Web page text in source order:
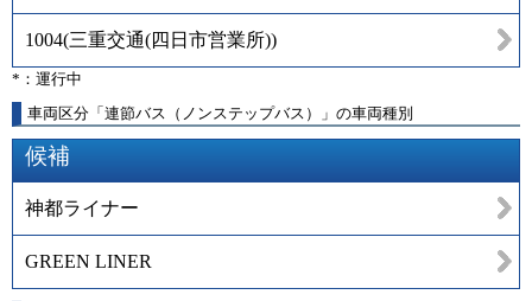
1004(三重交通(四日市営業所))
*：運行中
車両区分「連節バス（ノンステップバス）」の車両種別
候補
神都ライナー
GREEN LINER